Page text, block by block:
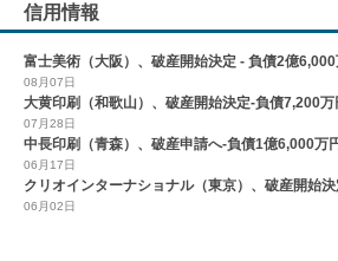
信用情報
富士美術（大阪）、破産開始決定 - 負債2億6,000
08月07日
大黄印刷（和歌山）、破産開始決定-負債7,200万
07月28日
中長印刷（青森）、破産申請へ-負債1億6,000万
06月17日
クリオインターナショナル（東京）、破産開始
06月02日